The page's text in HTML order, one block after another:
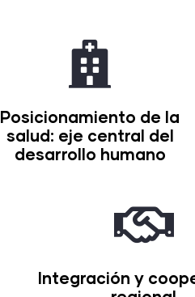
Posicionamiento de la
salud: eje central del
desarrollo humano
Integración y